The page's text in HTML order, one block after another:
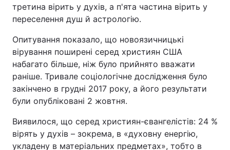
третина вірить у духів, а п'ята частина вірить у
переселення душ й астрологію.
Опитування показало, що новоязичницькі
вірування поширені серед християн США
набагато більше, ніж було прийнято вважати
раніше. Тривале соціологічне дослідження було
закінчено в грудні 2017 року, а його результати
були опубліковані 2 жовтня.
Виявилося, що серед християн-євангелістів: 24 %
вірять у духів – зокрема, в «духовну енергію,
укладену в матеріальних предметах», тобто в